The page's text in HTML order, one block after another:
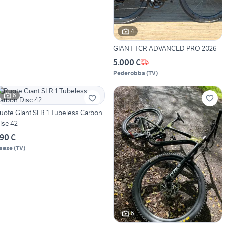
4
GIANT TCR ADVANCED PRO 2026
5.000 €
Pederobba (TV)
6
Giant SLR 1 Tubeless Carbon
42
€
(TV)
6